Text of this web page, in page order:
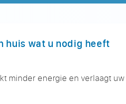
huis wat u nodig heeft
minder energie en verlaagt